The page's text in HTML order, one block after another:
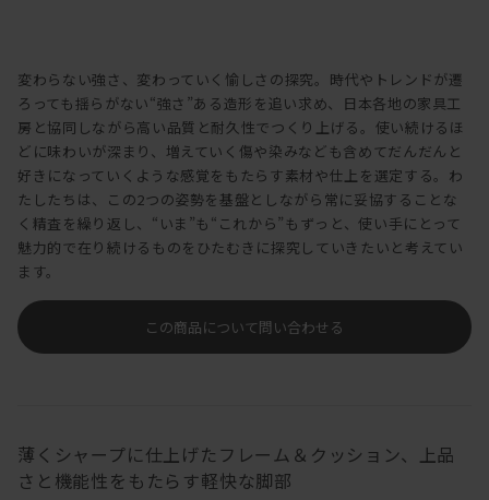
この商品について問い合わせる
変わらない強さ、変わっていく愉しさの探究。時代やトレンドが遷
ろっても揺らがない“強さ”ある造形を追い求め、日本各地の家具工
房と協同しながら高い品質と耐久性でつくり上げる。使い続けるほ
どに味わいが深まり、増えていく傷や染みなども含めてだんだんと
好きになっていくような感覚をもたらす素材や仕上を選定する。わ
たしたちは、この2つの姿勢を基盤としながら常に妥協することな
く精査を繰り返し、“いま”も“これから”もずっと、使い手にとって
魅力的で在り続けるものをひたむきに探究していきたいと考えてい
ます。
薄くシャープに仕上げたフレーム＆クッション、上品
さと機能性をもたらす軽快な脚部